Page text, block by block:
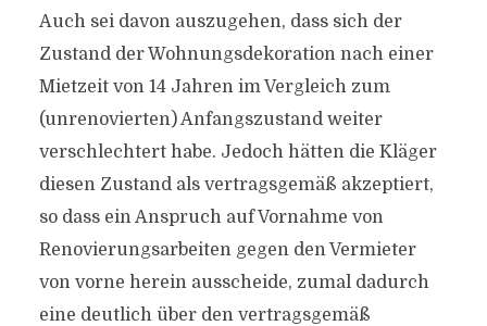
Auch sei davon auszugehen, dass sich der
Zustand der Wohnungsdekoration nach einer
Mietzeit von 14 Jahren im Vergleich zum
(unrenovierten) Anfangszustand weiter
verschlechtert habe. Jedoch hätten die Kläger
diesen Zustand als vertragsgemäß akzeptiert,
so dass ein Anspruch auf Vornahme von
Renovierungsarbeiten gegen den Vermieter
von vorne herein ausscheide, zumal dadurch
eine deutlich über den vertragsgemäß